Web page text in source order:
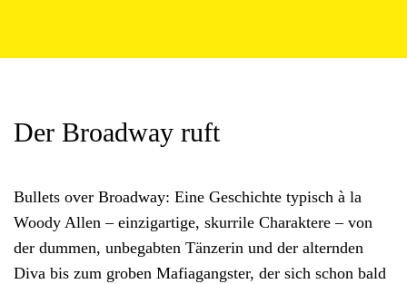
Der Broadway ruft
Bullets over Broadway: Eine Geschichte typisch à la
Woody Allen – einzigartige, skurrile Charaktere – von
der dummen, unbegabten Tänzerin und der alternden
Diva bis zum groben Mafiagangster, der sich schon bald